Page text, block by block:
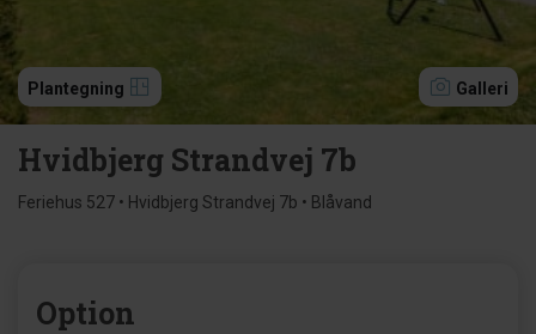
Plantegning Galleri
Hvidbjerg Strandvej 7b
Feriehus 527 • Hvidbjerg Strandvej 7b • Blåvand
Option